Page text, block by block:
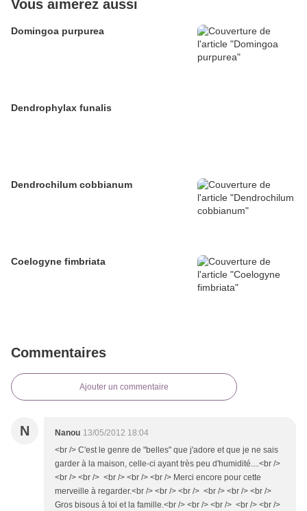
Vous aimerez aussi
Domingoa purpurea
Dendrophylax funalis
Dendrochilum cobbianum
Coelogyne fimbriata
Commentaires
Ajouter un commentaire
N Nanou 13/05/2012 18:04
<br /> C'est le genre de "belles" que j'adore et que je ne sais
garder à la maison, celle-ci ayant très peu d'humidité....<br />
<br /> <br /> <br /> <br /> <br /> Merci encore pour cette
merveille à regarder.<br /> <br /> <br /> <br /> <br /> <br />
Gros bisous à toi et la famille.<br /> <br /> <br /> <br /> <br />